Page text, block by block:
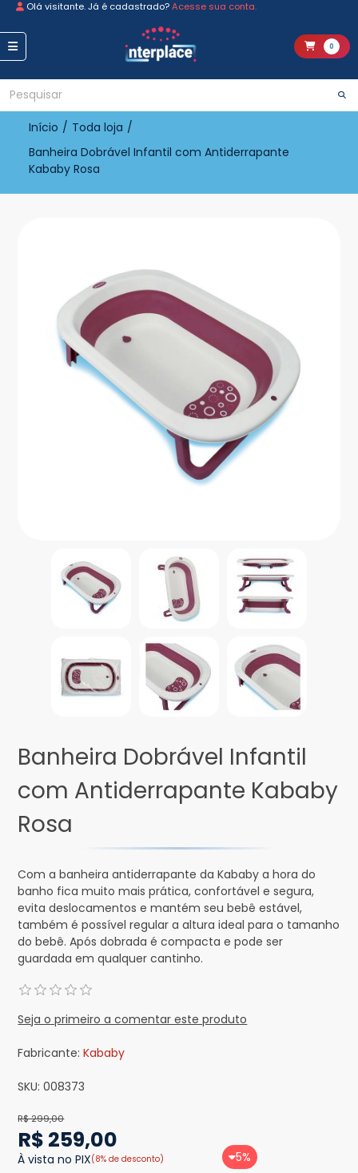
Olá visitante. Já é cadastrado?Acesse sua conta.
0
Início / Toda loja /
Banheira Dobrável Infantil com Antiderrapante
Kababy Rosa
Banheira Dobrável Infantil
com Antiderrapante Kababy
Rosa
Com a banheira antiderrapante da Kababy a hora do
banho fica muito mais prática, confortável e segura,
evita deslocamentos e mantém seu bebê estável,
também é possível regular a altura ideal para o tamanho
do bebê. Após dobrada é compacta e pode ser
guardada em qualquer cantinho.
Seja o primeiro a comentar este produto
Fabricante: Kababy
SKU: 008373
R$ 299,00
R$ 259,00
À vista no PIX(8% de desconto) 5%